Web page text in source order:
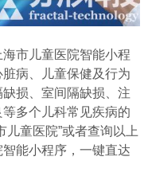
市儿童医院智能小程
病、儿童保健及行为
损、室间隔缺损、注
多个儿科常见疾病的
儿童医院”或者查询以上
能小程序，一键直达